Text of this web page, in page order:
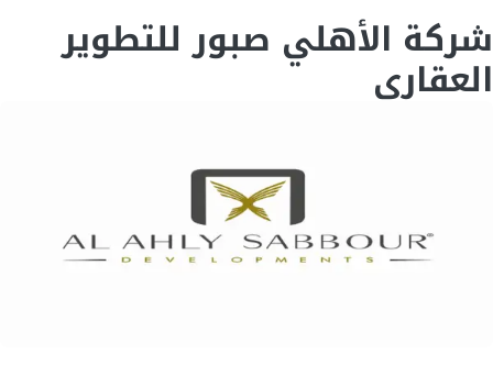
شركة الأهلي صبور للتطوير
العقاري